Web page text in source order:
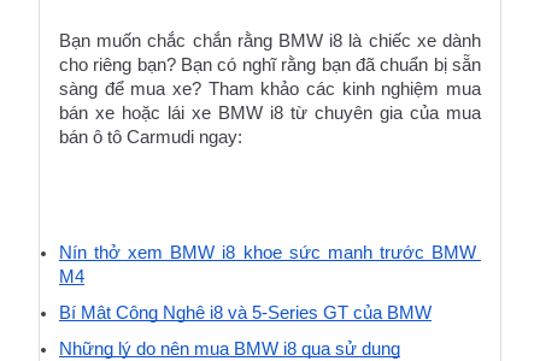
Bạn muốn chắc chắn rằng BMW i8 là chiếc xe dành
cho riêng bạn? Bạn có nghĩ rằng bạn đã chuẩn bị sẵn
sàng để mua xe? Tham khảo các kinh nghiệm mua
bán xe hoặc lái xe BMW i8 từ chuyên gia của mua
bán ô tô Carmudi ngay:
Nín thở xem BMW i8 khoe sức mạnh trước BMW
M4
Bí Mật Công Nghệ i8 và 5-Series GT của BMW
Những lý do nên mua BMW i8 qua sử dụng